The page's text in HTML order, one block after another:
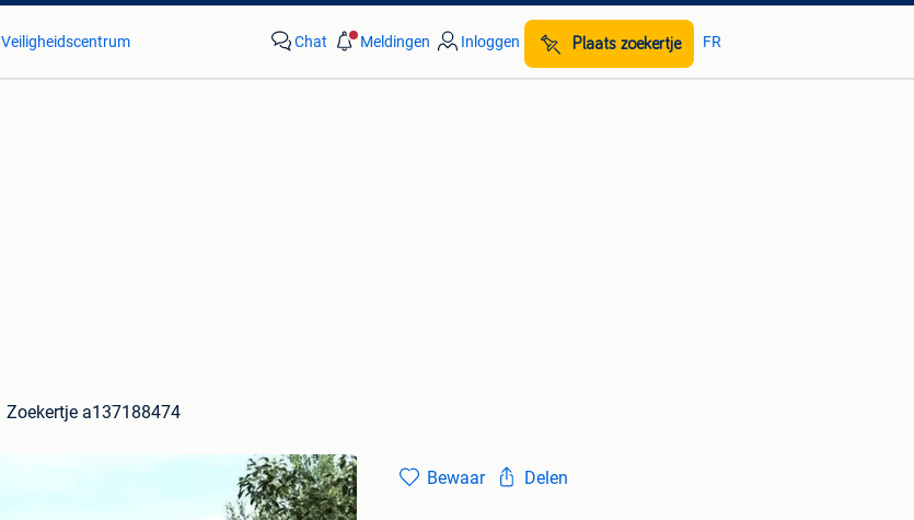
Veiligheidscentrum Chat Meldingen Inloggen Plaats zoekertje FR
Zoekertje a137188474
Bewaar Delen